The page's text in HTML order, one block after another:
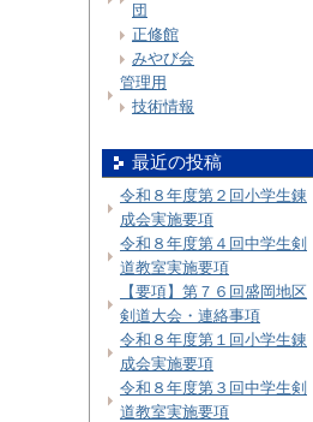
団
正修館
みやび会
管理用
技術情報
最近の投稿
令和８年度第２回小学生錬
成会実施要項
令和８年度第４回中学生剣
道教室実施要項
【要項】第７６回盛岡地区
剣道大会・連絡事項
令和８年度第１回小学生錬
成会実施要項
令和８年度第３回中学生剣
道教室実施要項